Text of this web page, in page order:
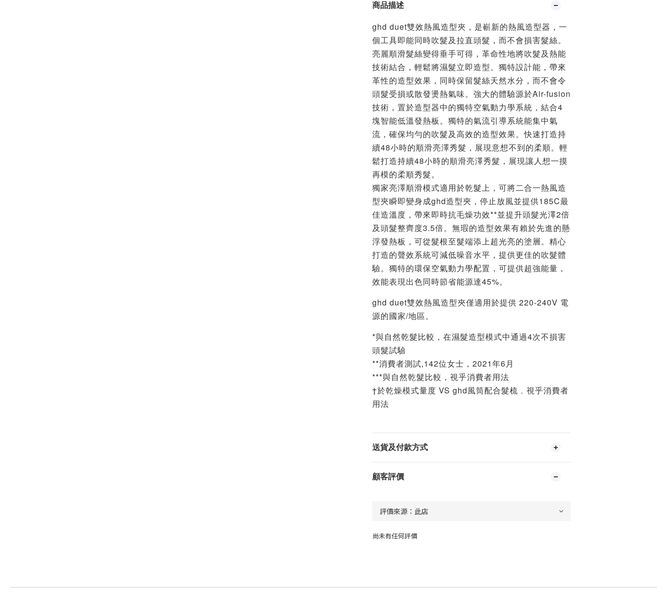
商品描述
ghd duet雙效熱風造型夾，是嶄新的熱風造型器，一
個工具即能同時吹髮及拉直頭髮，而不會損害髮絲。
亮麗順滑髮絲變得垂手可得，革命性地將吹髮及熱能
技術結合，輕鬆將濕髮立即造型。獨特設計能，帶來
革性的造型效果，同時保留髮絲天然水分，而不會令
頭髮受損或散發燙熱氣味。強大的體驗源於Air-fusion
技術，置於造型器中的獨特空氣動力學系統，結合4
塊智能低溫發熱板。獨特的氣流引導系統能集中氣
流，確保均勻的吹髮及高效的造型效果。快速打造持
續48小時的順滑亮澤秀髮，展現意想不到的柔順。輕
鬆打造持續48小時的順滑亮澤秀髮，展現讓人想一摸
再模的柔順秀髮。
獨家亮澤順滑模式適用於乾髮上，可將二合一熱風造
型夾瞬即變身成ghd造型夾，停止放風並提供185C最
佳造溫度，帶來即時抗毛燥功效**並提升頭髮光澤2倍
及頭髮整齊度3.5倍。無瑕的造型效果有賴於先進的懸
浮發熱板，可從髮根至髮端添上超光亮的塗層。精心
打造的聲效系統可減低噪音水平，提供更佳的吹髮體
驗。獨特的環保空氣動力學配置，可提供超強能量，
效能表現出色同時節省能源達45%。
ghd duet雙效熱風造型夾僅適用於提供 220-240V 電
源的國家/地區。
*與自然乾髮比較，在濕髮造型模式中通過4次不損害
頭髮試驗
**消費者測試,142位女士，2021年6月
***與自然乾髮比較，視乎消費者用法
†於乾燥模式量度 VS ghd風筒配合髮梳﹐視乎消費者
用法
送貨及付款方式
顧客評價
尚未有任何評價